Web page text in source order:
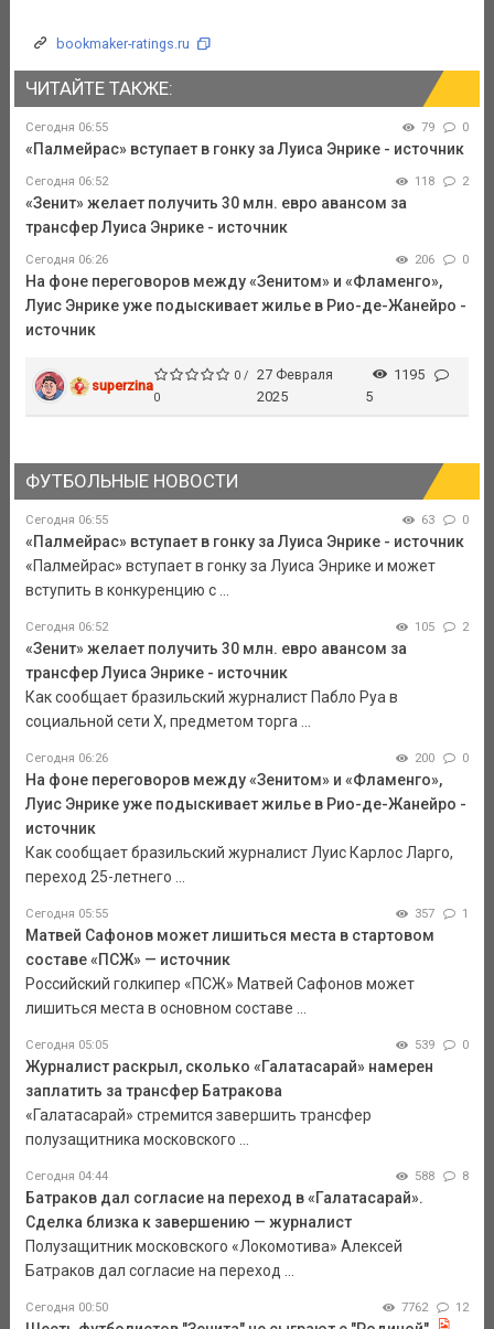
bookmaker-ratings.ru
ЧИТАЙТЕ ТАКЖЕ:
Сегодня 06:55 79 0
«Палмейрас» вступает в гонку за Луиса Энрике - источник
Сегодня 06:52 118 2
«Зенит» желает получить 30 млн. евро авансом за
трансфер Луиса Энрике - источник
Сегодня 06:26 206 0
На фоне переговоров между «Зенитом» и «Фламенго»,
Луис Энрике уже подыскивает жилье в Рио-де-Жанейро -
источник
superzina
0 /
0
27 Февраля
2025
1195
5
ФУТБОЛЬНЫЕ НОВОСТИ
Сегодня 06:55 63 0
«Палмейрас» вступает в гонку за Луиса Энрике - источник
«Палмейрас» вступает в гонку за Луиса Энрике и может
вступить в конкуренцию с ...
Сегодня 06:52 105 2
«Зенит» желает получить 30 млн. евро авансом за
трансфер Луиса Энрике - источник
Как сообщает бразильский журналист Пабло Руа в
социальной сети Х, предметом торга ...
Сегодня 06:26 200 0
На фоне переговоров между «Зенитом» и «Фламенго»,
Луис Энрике уже подыскивает жилье в Рио-де-Жанейро -
источник
Как сообщает бразильский журналист Луис Карлос Ларго,
переход 25-летнего ...
Сегодня 05:55 357 1
Матвей Сафонов может лишиться места в стартовом
составе «ПСЖ» — источник
Российский голкипер «ПСЖ» Матвей Сафонов может
лишиться места в основном составе ...
Сегодня 05:05 539 0
Журналист раскрыл, сколько «Галатасарай» намерен
заплатить за трансфер Батракова
«Галатасарай» стремится завершить трансфер
полузащитника московского ...
Сегодня 04:44 588 8
Батраков дал согласие на переход в «Галатасарай».
Сделка близка к завершению — журналист
Полузащитник московского «Локомотива» Алексей
Батраков дал согласие на переход ...
Сегодня 00:50 7762 12